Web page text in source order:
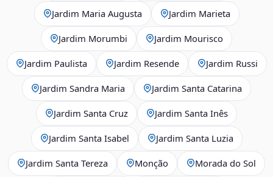
Jardim Maria Augusta Jardim Marieta
Jardim Morumbi Jardim Mourisco
Jardim Paulista Jardim Resende Jardim Russi
Jardim Sandra Maria Jardim Santa Catarina
Jardim Santa Cruz Jardim Santa Inês
Jardim Santa Isabel Jardim Santa Luzia
Jardim Santa Tereza Monção Morada do Sol